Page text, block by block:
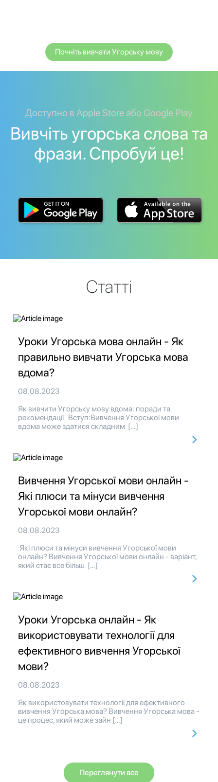
Почніть вивчати Угорську мову
Доступно в Apple Store або Google Play
Вивчіть угорська слова та
фрази. Спробуй це!
Статті
Уроки Угорська мова онлайн - Як
правильно вивчати Угорська мова
вдома?
08.08.2023
Як вивчити Угорську мову вдома: поради та
рекомендації Вступ:Вивчення Угорської мови
вдома може здатися складним […]
Вивчення Угорської мови онлайн -
Які плюси та мінуси вивчення
Угорської мови онлайн?
08.08.2023
Які плюси та мінуси вивчення Угорської мови
онлайн? Вивчення Угорської мови онлайн - варіант,
який стає все більш […]
Уроки Угорська онлайн - Як
використовувати технології для
ефективного вивчення Угорської
мови?
08.08.2023
Як використовувати технології для ефективного
вивчення Угорська мова? Вивчення Угорська мова -
це процес, який може зайн […]
Переглянути все